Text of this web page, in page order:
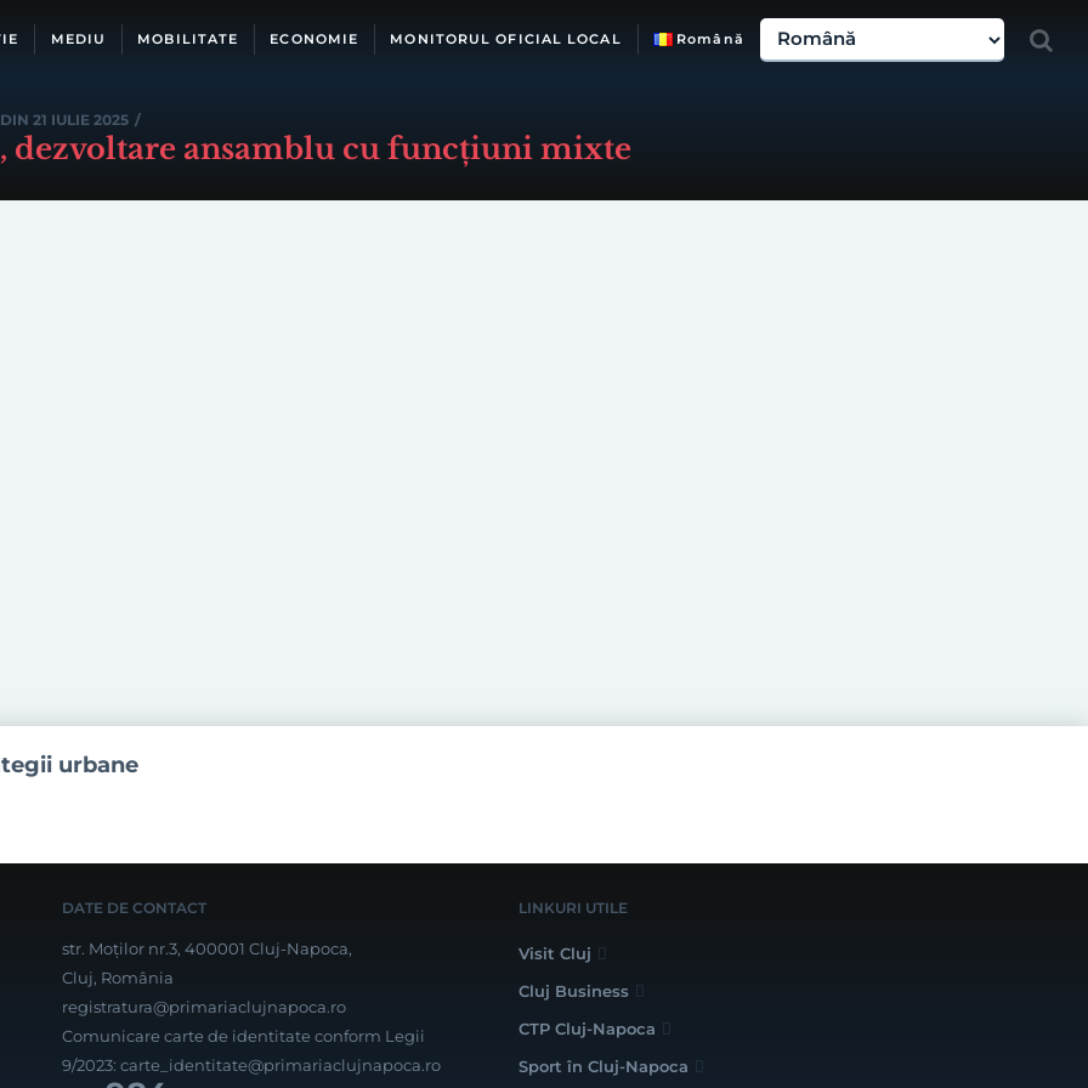
MEDIU MOBILITATE ECONOMIE MONITORUL OFICIAL LOCAL Română
21 IULIE 2025 /
dezvoltare ansamblu cu funcțiuni mixte
urbane
DATE DE CONTACT
str. Moților nr.3, 400001 Cluj-Napoca,
Cluj, România
registratura@primariaclujnapoca.ro
Comunicare carte de identitate conform Legii
9/2023: carte_identitate@primariaclujnapoca.ro
LINKURI UTILE
Visit Cluj
Cluj Business
CTP Cluj-Napoca
Sport în Cluj-Napoca